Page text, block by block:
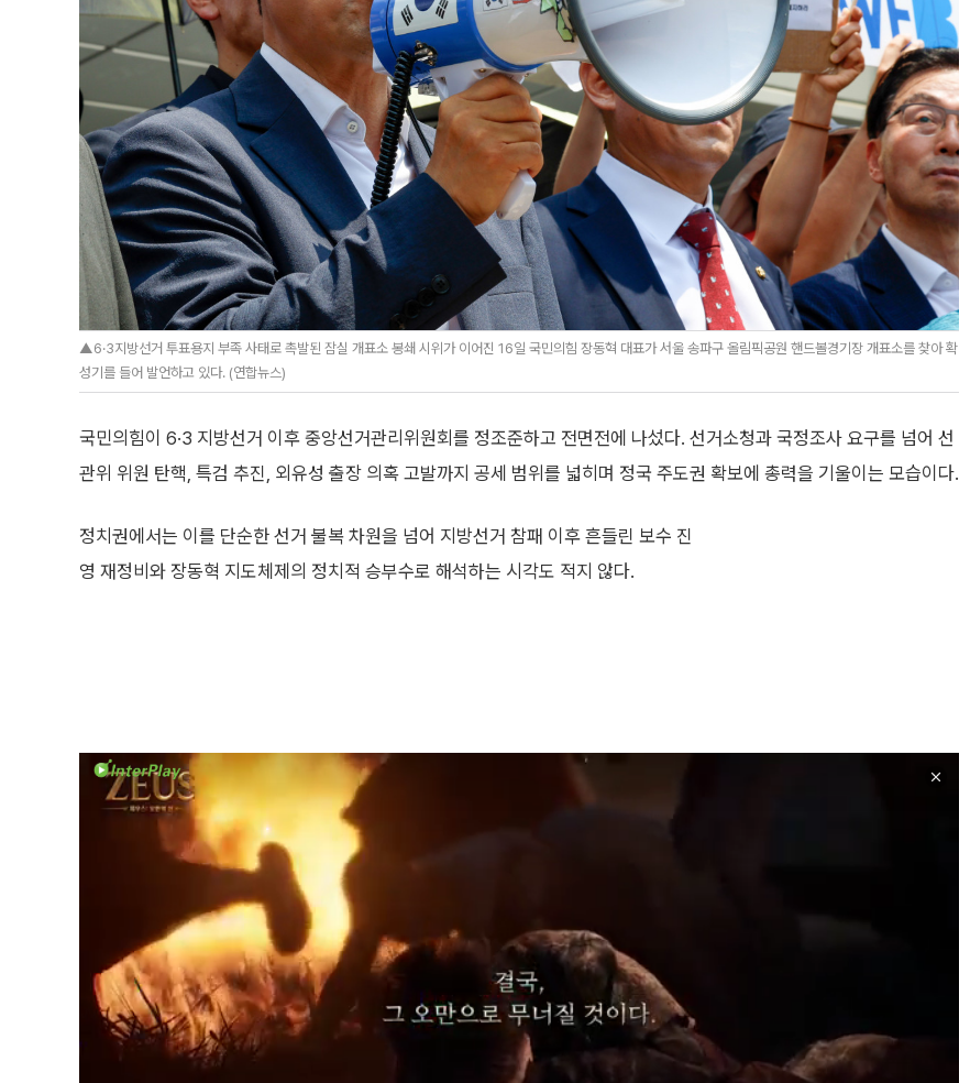
▲6·3지방선거 투표용지 부족 사태로 촉발된 잠실 개표소 봉쇄 시위가 이어진 16일 국민의힘 장동혁 대표가 서울 송파구 올림픽공원 핸드볼경기장 개표소를 찾아 확
성기를 들어 발언하고 있다. (연합뉴스)
국민의힘이 6·3 지방선거 이후 중앙선거관리위원회를 정조준하고 전면전에 나섰다. 선거소청과 국정조사 요구를 넘어 선
관위 위원 탄핵, 특검 추진, 외유성 출장 의혹 고발까지 공세 범위를 넓히며 정국 주도권 확보에 총력을 기울이는 모습이다.
정치권에서는 이를 단순한 선거 불복 차원을 넘어 지방선거 참패 이후 흔들린 보수 진
영 재정비와 장동혁 지도체제의 정치적 승부수로 해석하는 시각도 적지 않다.